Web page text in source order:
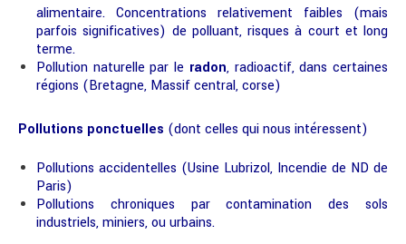
alimentaire. Concentrations relativement faibles (mais
parfois significatives) de polluant, risques à court et long
terme.
Pollution naturelle par le radon, radioactif, dans certaines
régions (Bretagne, Massif central, corse)
Pollutions ponctuelles (dont celles qui nous intéressent)
Pollutions accidentelles (Usine Lubrizol, Incendie de ND de
Paris)
Pollutions chroniques par contamination des sols
industriels, miniers, ou urbains.